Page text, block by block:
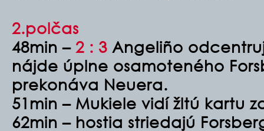
2.polčas
48min – 2 : 3 Angeliño
nájde úplne osamoteného
prekonáva Neuera.
51min – Mukiele vidí žltú kartu
62min – hostia striedajú